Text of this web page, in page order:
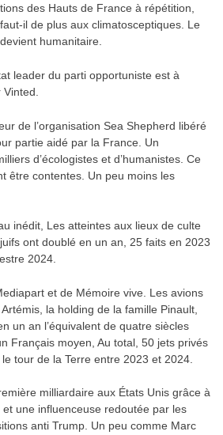
des Hauts de France à répétition,
il de plus aux climatosceptiques. Le
humanitaire.
leader du parti opportuniste est à
de l’organisation Sea Shepherd libéré
partie aidé par la France. Un
d’écologistes et d’humanistes. Ce
être contentes. Un peu moins les
inédit, Les atteintes aux lieux de culte
ont doublé en un an, 25 faits en 2023
2024.
et de Mémoire vive. Les avions
Artémis, la holding de la famille Pinault,
un an l’équivalent de quatre siècles
Français moyen, Au total, 50 jets privés
tour de la Terre entre 2023 et 2024.
milliardaire aux États Unis grâce à
une influenceuse redoutée par les
anti Trump. Un peu comme Marc